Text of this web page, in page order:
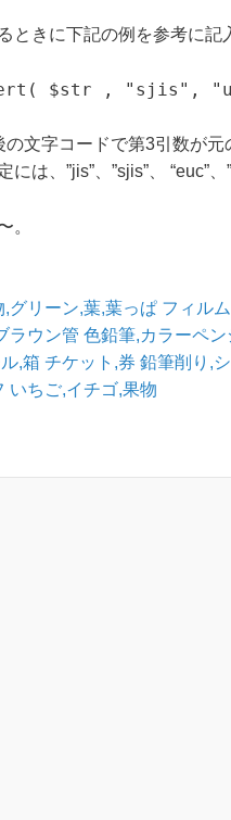
ときに下記の例を参考に記
$str , "sjis",
文字コードで第3引数が元
は、”jis”、”sjis”、 “euc”、
。
,グリーン,葉,葉っぱ フィル
ラウン管 色鉛筆,カラーペン
,箱 チケット,券 鉛筆削り,
いちご,イチゴ,果物